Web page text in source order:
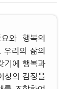
와 행복의
우리의 삶의
기에 행복과
상의 감정을